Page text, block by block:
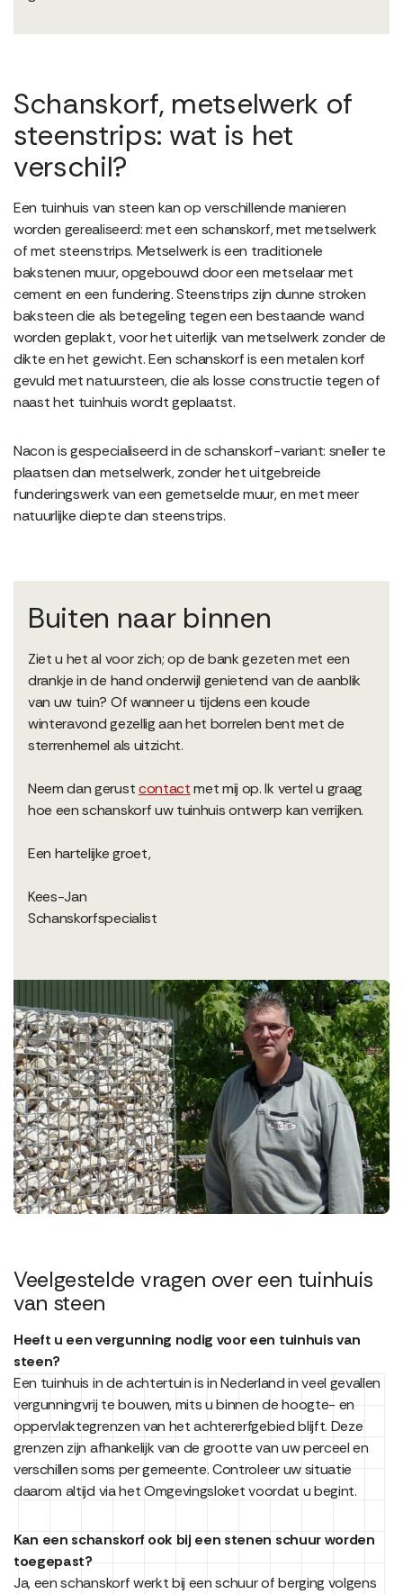
Schanskorf, metselwerk of
steenstrips: wat is het
verschil?
Een tuinhuis van steen kan op verschillende manieren
worden gerealiseerd: met een schanskorf, met metselwerk
of met steenstrips. Metselwerk is een traditionele
bakstenen muur, opgebouwd door een metselaar met
cement en een fundering. Steenstrips zijn dunne stroken
baksteen die als betegeling tegen een bestaande wand
worden geplakt, voor het uiterlijk van metselwerk zonder de
dikte en het gewicht. Een schanskorf is een metalen korf
gevuld met natuursteen, die als losse constructie tegen of
naast het tuinhuis wordt geplaatst.
Nacon is gespecialiseerd in de schanskorf-variant: sneller te
plaatsen dan metselwerk, zonder het uitgebreide
funderingswerk van een gemetselde muur, en met meer
natuurlijke diepte dan steenstrips.
Buiten naar binnen
Ziet u het al voor zich; op de bank gezeten met een
drankje in de hand onderwijl genietend van de aanblik
van uw tuin? Of wanneer u tijdens een koude
winteravond gezellig aan het borrelen bent met de
sterrenhemel als uitzicht.
Neem dan gerustcontactmet mij op. Ik vertel u graag
hoe een schanskorf uw tuinhuis ontwerp kan verrijken.
Een hartelijke groet,
Kees-Jan
Schanskorfspecialist
Veelgestelde vragen over een tuinhuis
van steen
Heeft u een vergunning nodig voor een tuinhuis van
steen?
Een tuinhuis in de achtertuin is in Nederland in veel gevallen
vergunningvrij te bouwen, mits u binnen de hoogte- en
oppervlaktegrenzen van het achtererfgebied blijft. Deze
grenzen zijn afhankelijk van de grootte van uw perceel en
verschillen soms per gemeente. Controleer uw situatie
daarom altijd via het Omgevingsloket voordat u begint.
Kan een schanskorf ook bij een stenen schuur worden
toegepast?
Ja, een schanskorf werkt bij een schuur of berging volgens